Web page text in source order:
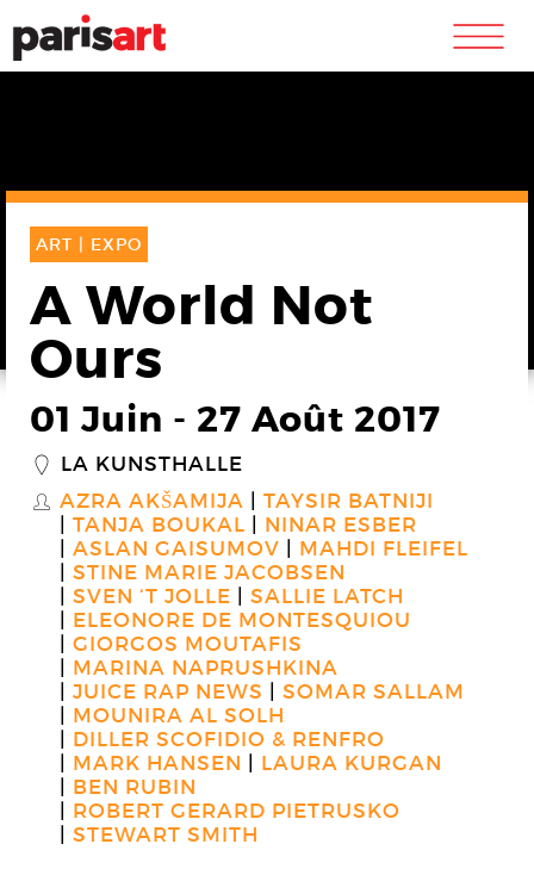
m
ART | EXPO
A World Not
Ours
01 Juin - 27 Août 2017
_ LA KUNSTHALLE
S AZRA AKŠAMIJA
TAYSIR BATNIJI
TANJA BOUKAL
NINAR ESBER
ASLAN GAISUMOV
MAHDI FLEIFEL
STINE MARIE JACOBSEN
SVEN ‘T JOLLE
SALLIE LATCH
ELEONORE DE MONTESQUIOU
GIORGOS MOUTAFIS
MARINA NAPRUSHKINA
JUICE RAP NEWS
SOMAR SALLAM
MOUNIRA AL SOLH
DILLER SCOFIDIO & RENFRO
MARK HANSEN
LAURA KURGAN
BEN RUBIN
ROBERT GERARD PIETRUSKO
STEWART SMITH